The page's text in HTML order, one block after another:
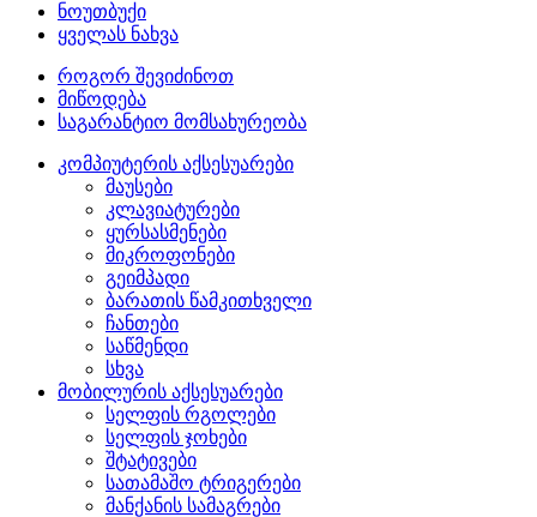
ნოუთბუქი
ყველას ნახვა
როგორ შევიძინოთ
მიწოდება
საგარანტიო მომსახურეობა
კომპიუტერის აქსესუარები
მაუსები
კლავიატურები
ყურსასმენები
მიკროფონები
გეიმპადი
ბარათის წამკითხველი
ჩანთები
საწმენდი
სხვა
მობილურის აქსესუარები
სელფის რგოლები
სელფის ჯოხები
შტატივები
სათამაშო ტრიგერები
მანქანის სამაგრები